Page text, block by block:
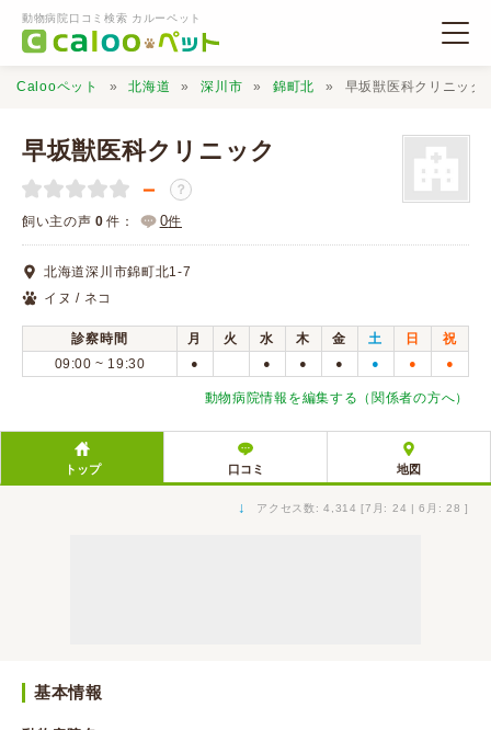
動物病院口コミ検索 カルーペット
動物病院検索
口コミ検索
Calooペットとは？
Calooペット 北海道 深川市 錦町北 早坂獣医科クリニック
早坂獣医科クリニック
－ ？
飼い主の声 0 件： 0件
北海道深川市錦町北1-7
イヌ / ネコ
診察時間 月 火 水 木 金 土 日
祝
09:00 ~ 19:30
● ● ● ● ● ● ●
動物病院情報を編集する（関係者の方へ）
トップ 口コミ 地図
↓ アクセス数: 4,314 [7月: 24 | 6月: 28 ]
基本情報